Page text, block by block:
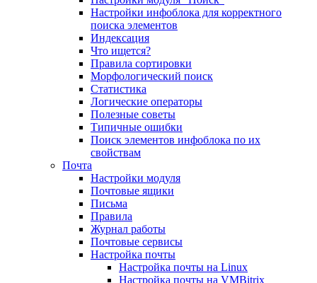
Настройки инфоблока для корректного
поиска элементов
Индексация
Что ищется?
Правила сортировки
Морфологический поиск
Статистика
Логические операторы
Полезные советы
Типичные ошибки
Поиск элементов инфоблока по их
свойствам
Почта
Настройки модуля
Почтовые ящики
Письма
Правила
Журнал работы
Почтовые сервисы
Настройка почты
Настройка почты на Linux
Настройка почты на VMBitrix